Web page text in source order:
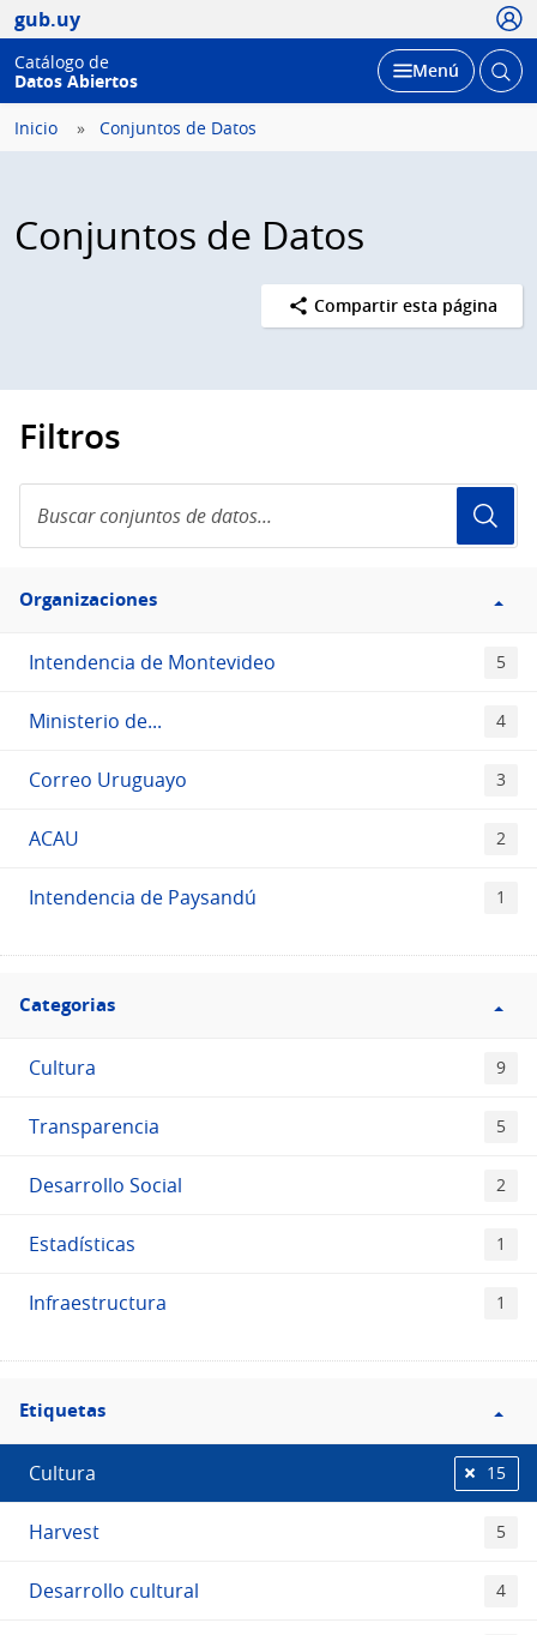
gub.uy
Catálogo de
Datos Abiertos
Desplegar
Menú Abrir
Inicio Conjuntos de Datos
Conjuntos de Datos
Compartir esta página
Filtros
conjuntos
de
Filtro
Organizaciones
Organizaciones
Intendencia de Montevideo 5
Ministerio de... 4
Correo Uruguayo 3
ACAU 2
Intendencia de Paysandú 1
Filtro
Categorias
Categorias
Cultura 9
Transparencia 5
Desarrollo Social 2
Estadísticas 1
Infraestructura 1
Filtro
Etiquetas
Etiquetas
Cultura 15
Harvest 5
Desarrollo cultural 4